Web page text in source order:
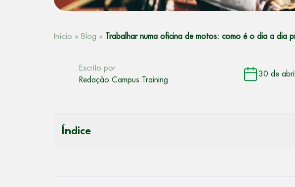
Início » Blog » Trabalhar numa oficina de motos: como é o dia a dia
Escrito por
Redação Campus Training
30 de
Índice